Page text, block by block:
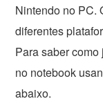
Nintendo no PC.
diferentes
Para saber
no notebook
abaixo.